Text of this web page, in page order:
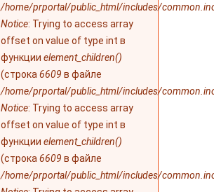
/home/prportal/public_html/includes/
Notice: Trying to access array
offset on value of type int в
функции element_children()
(строка 6609 в файле
/home/prportal/public_html/includes/
Notice: Trying to access array
offset on value of type int в
функции element_children()
(строка 6609 в файле
/home/prportal/public_html/includes/